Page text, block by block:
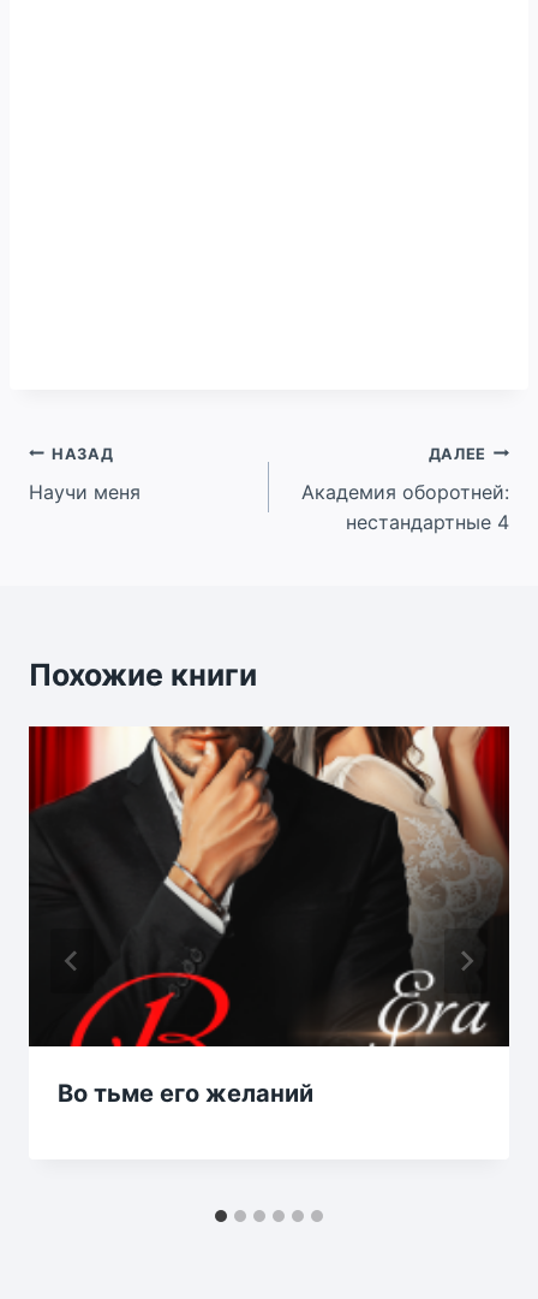
Навигация
по
НАЗАД
Научи меня
ДАЛЕЕ
Академия оборотней:
нестандартные 4
Похожие книги
Во тьме его желаний